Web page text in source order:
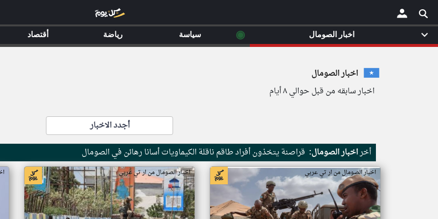
×
اخبار الصومال
اخبار سابقه من قبل حوالي ٨ أيام
أجدد الاخبار
أخراخبار الصومال: قراصنة يتخذون أفراد طاقم ناقلة الكيماويات أسانا رهائن في الصومال
اخبار الصومال من ار تي عربي اخبار الصومال من ار تي عربي
اخبار الصومال ◉ سياسة رياضة أقتصاد